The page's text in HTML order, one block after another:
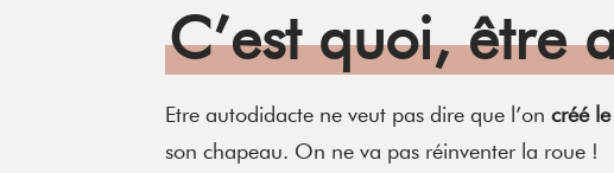
C’est quoi, être
Etre autodidacte ne veut pas dire que l’on créé
son chapeau. On ne va pas réinventer la roue !